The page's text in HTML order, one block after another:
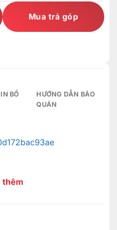
Mua trả góp
BỔ
HƯỚNG DẪN BẢO
QUẢN
thêm